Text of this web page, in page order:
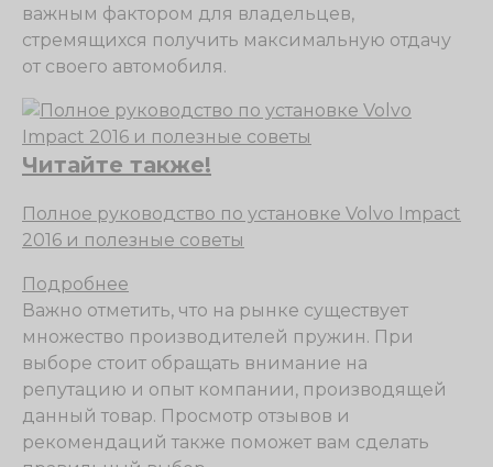
важным фактором для владельцев,
стремящихся получить максимальную отдачу
от своего автомобиля.
Читайте также!
Полное руководство по установке Volvo Impact
2016 и полезные советы
Подробнее
Важно отметить, что на рынке существует
множество производителей пружин. При
выборе стоит обращать внимание на
репутацию и опыт компании, производящей
данный товар. Просмотр отзывов и
рекомендаций также поможет вам сделать